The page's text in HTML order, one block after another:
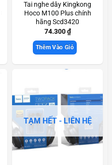
Tai nghe dây Kingkong
Hoco M100 Plus chính
hãng Scd3420
74.300₫
Thêm Vào Giỏ
TẠM HẾT - LIÊN HỆ